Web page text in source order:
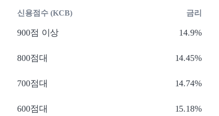
신용점수 (KCB) 금리
900점 이상 14.9%
800점대 14.45%
700점대 14.74%
600점대 15.18%